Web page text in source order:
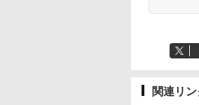
関連リン